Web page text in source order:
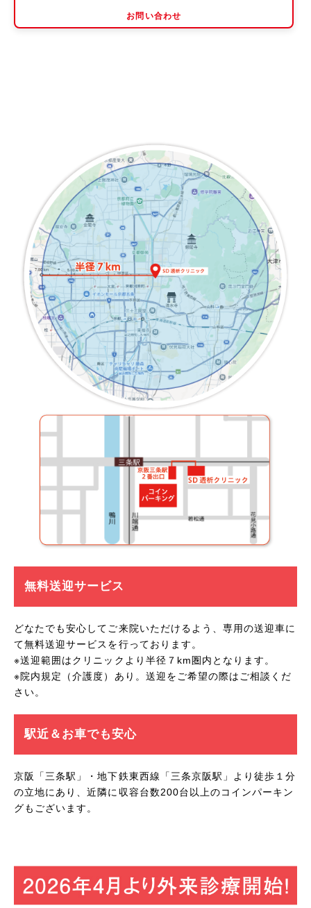
お問い合わせ
無料送迎サービス
どなたでも安心してご来院いただけるよう、専用の送迎車に
て無料送迎サービスを行っております。
※送迎範囲はクリニックより半径７km圏内となります。
※院内規定（介護度）あり。送迎をご希望の際はご相談くだ
さい。
駅近＆お車でも安心
京阪「三条駅」・地下鉄東西線「三条京阪駅」より徒歩１分
の立地にあり、近隣に収容台数200台以上のコインパーキン
グもございます。